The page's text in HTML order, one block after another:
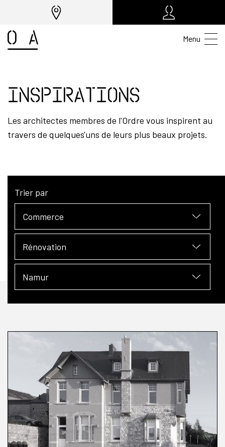
Menu
Inspirations
Les architectes membres de l'Ordre vous inspirent au
travers de quelques'uns de leurs plus beaux projets.
Trier par
Commerce
Rénovation
Namur